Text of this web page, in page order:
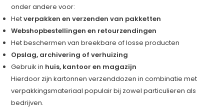
onder andere voor:
Hetverpakken en verzenden van pakketten
Webshopbestellingen en retourzendingen
Het beschermen van breekbare of losse producten
Opslag, archivering of verhuizing
Gebruik in huis, kantoor en magazijn
Hierdoor zijn kartonnen verzenddozen in combinatie met
verpakkingsmateriaal populair bij zowel particulieren als
bedrijven.